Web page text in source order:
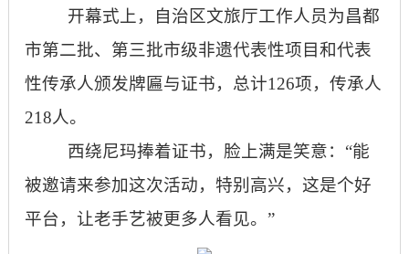
开幕式上，自治区文旅厅工作人员为昌都
市第二批、第三批市级非遗代表性项目和代表
性传承人颁发牌匾与证书，总计126项，传承人
218人。
西绕尼玛捧着证书，脸上满是笑意：“能
被邀请来参加这次活动，特别高兴，这是个好
平台，让老手艺被更多人看见。”